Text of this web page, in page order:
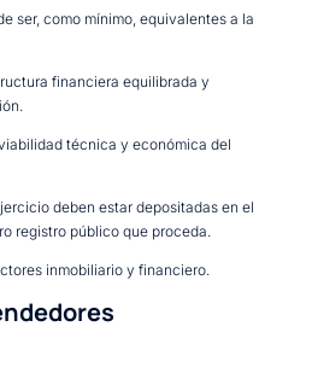
ser, como mínimo, equivalentes a la
financiera equilibrada y
técnica y económica del
deben estar depositadas en el
registro público que proceda.
inmobiliario y financiero.